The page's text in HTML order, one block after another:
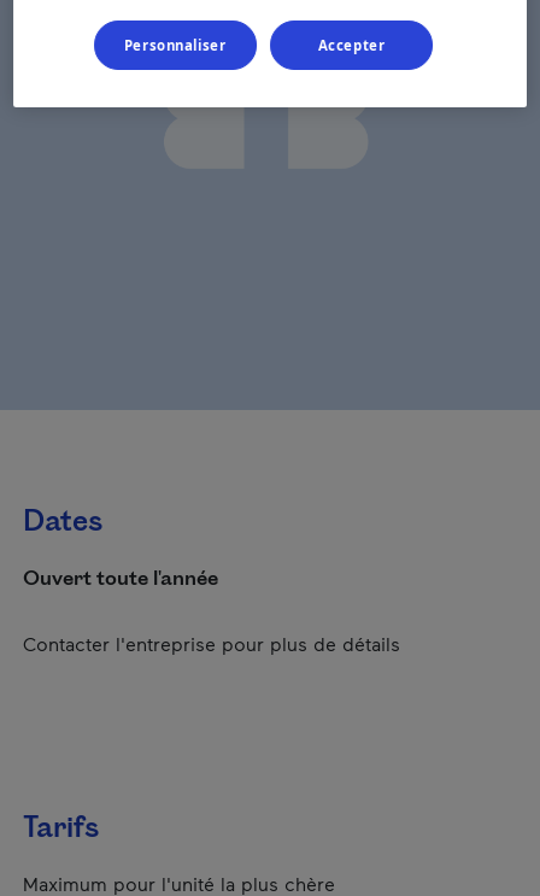
Dates
Ouvert toute l'année
Contacter l'entreprise pour plus de détails
Tarifs
Maximum pour l'unité la plus chère
Personnaliser Accepter